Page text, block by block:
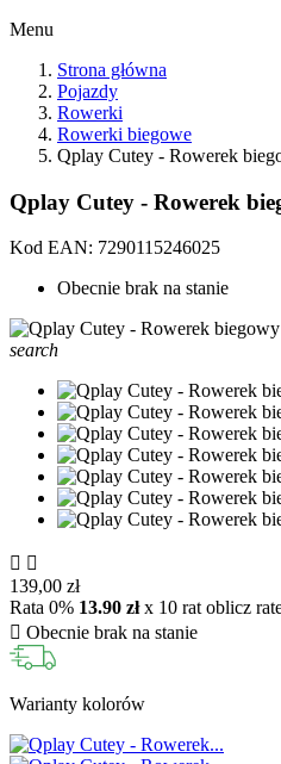
Menu
Strona główna
Pojazdy
Rowerki
Rowerki biegowe
Qplay Cutey - Rowerek
Qplay Cutey - Rowerek
Kod EAN: 7290115246025
Obecnie brak na stanie
search
 
139,00 zł
Rata 0% 13.90 złx 10 rat oblicz
 Obecnie brak na stanie
Warianty kolorów